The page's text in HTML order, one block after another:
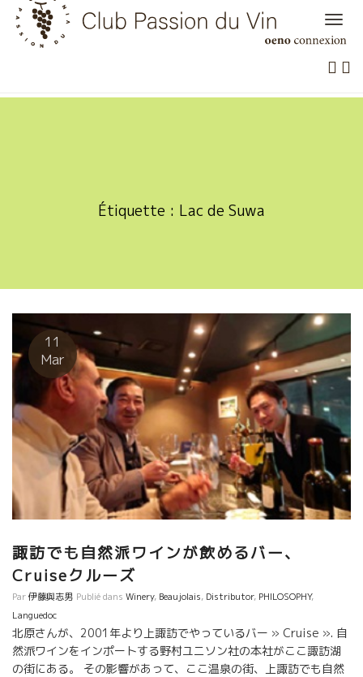
Skip
content
Étiquette : Lac de Suwa
11
Mar
諏訪でも自然派ワインが飲めるバー、
Cruiseクルーズ
Par伊藤與志男 Publié dans Winery, Beaujolais, Distributor, PHILOSOPHY,
Languedoc
北原さんが、2001年より上諏訪でやっているバー » Cruise ». 自
然派ワインをインポートする野村ユニソン社の本社がここ諏訪湖
の街にある。 その影響があって、ここ温泉の街、上諏訪でも自然